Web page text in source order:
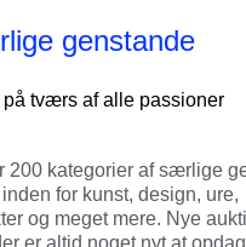
genstande
på tværs af alle passioner
200 kategorier af særlige
for kunst, design, ure,
og meget mere. Nye
er altid noget nyt at